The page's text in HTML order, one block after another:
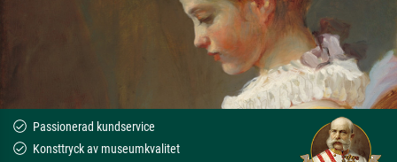
Passionerad kundservice
Konsttryck av museumkvalitet